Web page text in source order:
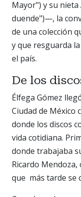
Mayor") y su nieta
duende")—, la
de una colección
y que resguarda
el país.
De los
Élfega Gómez
Ciudad de México
donde los discos
vida cotidiana.
donde trabajaba
Ricardo
que más tarde se